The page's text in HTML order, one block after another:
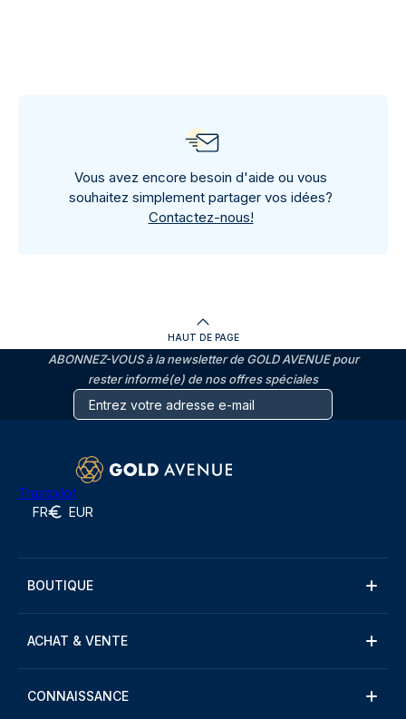
Vous avez encore besoin d'aide ou vous
souhaitez simplement partager vos idées?
Contactez-nous!
HAUT DE PAGE
ABONNEZ-VOUS à la newsletter de GOLD AVENUE pour
rester informé(e) de nos offres spéciales
Trustpilot
FR EUR
BOUTIQUE
ACHAT & VENTE
CONNAISSANCE